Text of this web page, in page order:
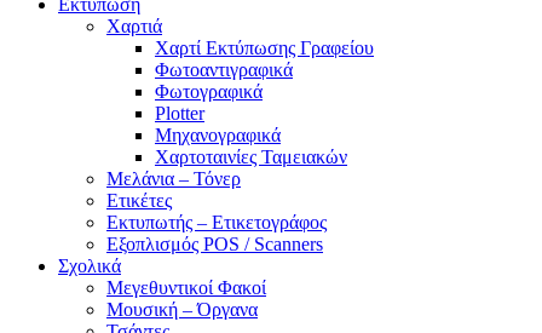
Χαρτιά
Χαρτί Εκτύπωσης Γραφείου
Φωτοαντιγραφικά
Φωτογραφικά
Plotter
Μηχανογραφικά
Χαρτοταινίες Ταμειακών
Μελάνια – Τόνερ
Ετικέτες
Εκτυπωτής – Ετικετογράφος
Εξοπλισμός POS / Scanners
Σχολικά
Μεγεθυντικοί Φακοί
Μουσική – Όργανα